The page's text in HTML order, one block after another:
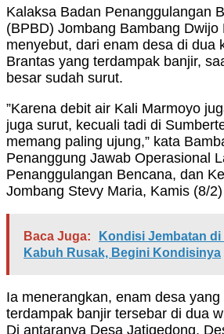
Kalaksa Badan Penanggulangan
(BPBD) Jombang Bambang Dwijo
menyebut, dari enam desa di dua
Brantas yang terdampak banjir,
besar sudah surut.
”Karena debit air Kali Marmoyo
juga surut, kecuali tadi di
memang paling ujung,” kata
Penanggung Jawab Operasional
Penanggulangan Bencana, dan
Jombang Stevy Maria, Kamis (8/
Baca Juga:
Kondisi Jembatan
Kabuh Rusak, Begini Kondisinya
Ia menerangkan, enam desa
terdampak banjir tersebar di dua
Di antaranya Desa Jatigedong,